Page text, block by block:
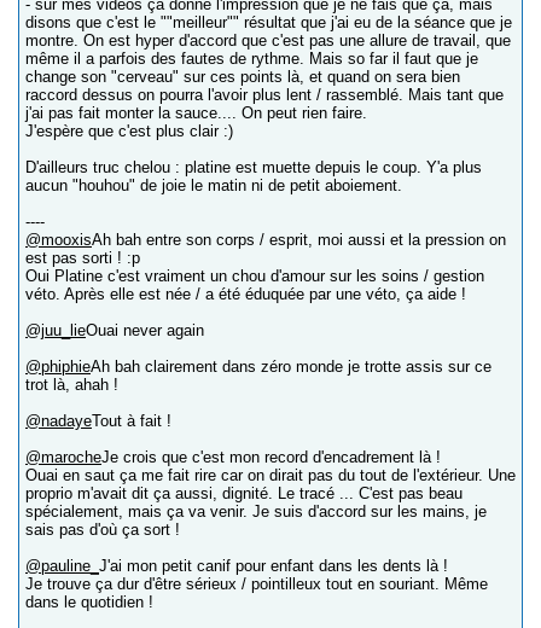
- sur mes vidéos ça donne l'impression que je ne fais que ça, mais
disons que c'est le ""meilleur"" résultat que j'ai eu de la séance que je
montre. On est hyper d'accord que c'est pas une allure de travail, que
même il a parfois des fautes de rythme. Mais so far il faut que je
change son "cerveau" sur ces points là, et quand on sera bien
raccord dessus on pourra l'avoir plus lent / rassemblé. Mais tant que
j'ai pas fait monter la sauce.... On peut rien faire.
J'espère que c'est plus clair :)
D'ailleurs truc chelou : platine est muette depuis le coup. Y'a plus
aucun "houhou" de joie le matin ni de petit aboiement.
----
@mooxisAh bah entre son corps / esprit, moi aussi et la pression on
est pas sorti ! :p
Oui Platine c'est vraiment un chou d'amour sur les soins / gestion
véto. Après elle est née / a été éduquée par une véto, ça aide !
@juu_lieOuai never again
@phiphieAh bah clairement dans zéro monde je trotte assis sur ce
trot là, ahah !
@nadayeTout à fait !
@marocheJe crois que c'est mon record d'encadrement là !
Ouai en saut ça me fait rire car on dirait pas du tout de l'extérieur. Une
proprio m'avait dit ça aussi, dignité. Le tracé ... C'est pas beau
spécialement, mais ça va venir. Je suis d'accord sur les mains, je
sais pas d'où ça sort !
@pauline_ J'ai mon petit canif pour enfant dans les dents là !
Je trouve ça dur d'être sérieux / pointilleux tout en souriant. Même
dans le quotidien !